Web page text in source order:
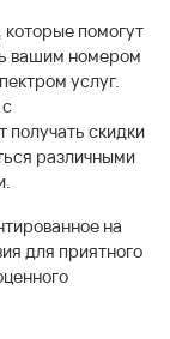
помогут
вашим номером
услуг.
получать скидки
различными
на
для приятного